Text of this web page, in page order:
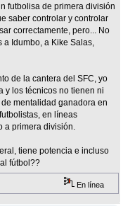
futbolisa de primera división
saber controlar y controlar
correctamente, pero... No
Idumbo, a Kike Salas,
de la cantera del SFC, yo
y los técnicos no tienen ni
mentalidad ganadora en
en líneas
a primera división.
tiene potencia e incluso
fútbol??
En línea